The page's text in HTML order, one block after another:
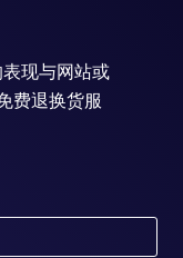
现与网站或
费退换货服